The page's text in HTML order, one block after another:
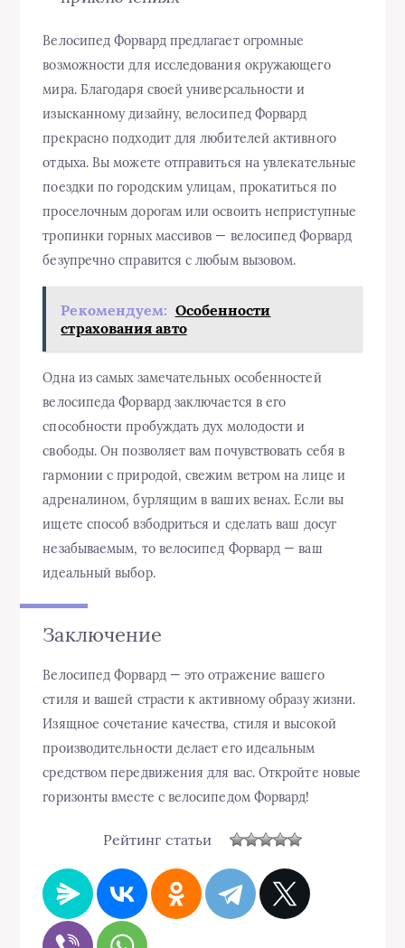
Велосипед Форвард предлагает огромные
возможности для исследования окружающего
мира. Благодаря своей универсальности и
изысканному дизайну, велосипед Форвард
прекрасно подходит для любителей активного
отдыха. Вы можете отправиться на увлекательные
поездки по городским улицам, прокатиться по
проселочным дорогам или освоить неприступные
тропинки горных массивов — велосипед Форвард
безупречно справится с любым вызовом.
Рекомендуем: Особенности
страхования авто
Одна из самых замечательных особенностей
велосипеда Форвард заключается в его
способности пробуждать дух молодости и
свободы. Он позволяет вам почувствовать себя в
гармонии с природой, свежим ветром на лице и
адреналином, бурлящим в ваших венах. Если вы
ищете способ взбодриться и сделать ваш досуг
незабываемым, то велосипед Форвард — ваш
идеальный выбор.
Заключение
Велосипед Форвард — это отражение вашего
стиля и вашей страсти к активному образу жизни.
Изящное сочетание качества, стиля и высокой
производительности делает его идеальным
средством передвижения для вас. Откройте новые
горизонты вместе с велосипедом Форвард!
Рейтинг статьи